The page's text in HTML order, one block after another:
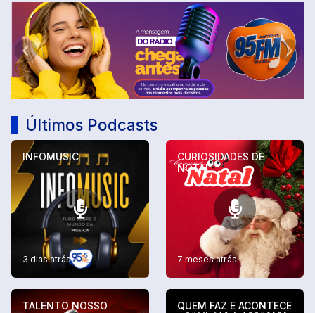
95 FM CASTRO
Anterior
Últimos Podcasts
INFOMUSIC
3 dias atrás
CURIOSIDADES DE
NOTAL
7 meses atrás
TALENTO NOSSO QUEM FAZ E ACONTECE